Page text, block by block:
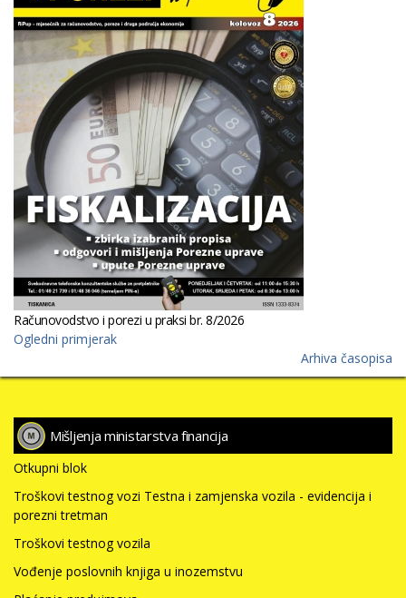
Računovodstvo i porezi u praksi br. 8/2026
Ogledni primjerak
Arhiva časopisa
Mišljenja ministarstva financija
Otkupni blok
Troškovi testnog vozi Testna i zamjenska vozila - evidencija i
porezni tretman
Troškovi testnog vozila
Vođenje poslovnih knjiga u inozemstvu